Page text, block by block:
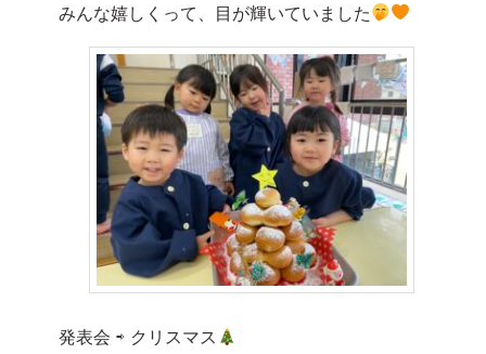
みんな嬉しくって、目が輝いていました
発表会 ⇨ クリスマス